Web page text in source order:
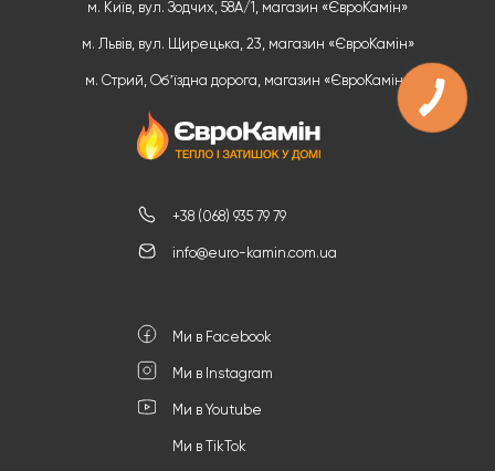
+38 (068) 935 79 79
info@euro-kamin.com.ua
Ми в Facebook
Ми в Instagram
Ми в Youtube
Ми в TikTok
м. Київ, вул. Зодчих, 58А/1, магазин «ЄвроКамін»
м. Львів, вул. Щирецька, 23, магазин «ЄвроКамін»
м. Стрий, Обʼїздна дорога, магазин «ЄвроКамін»